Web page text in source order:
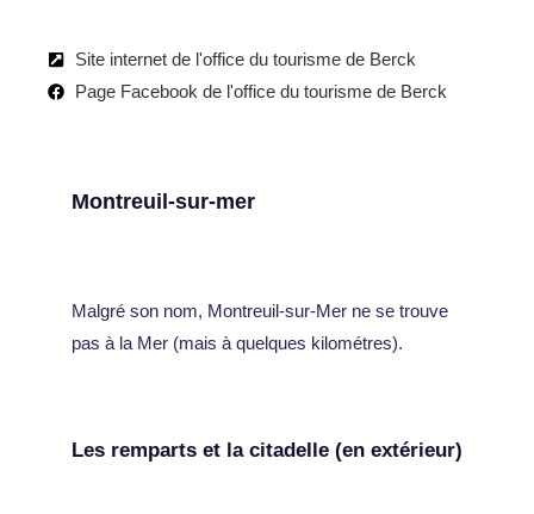
Site internet de l'office du tourisme de Berck
Page Facebook de l'office du tourisme de Berck
Montreuil-sur-mer
Malgré son nom, Montreuil-sur-Mer ne se trouve
pas à la Mer (mais à quelques kilométres).
Les remparts et la citadelle (en extérieur)